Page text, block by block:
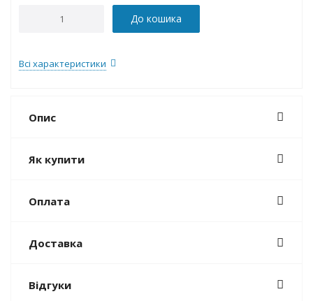
До кошика
Всі характеристики
Опис
Як купити
Оплата
Доставка
Відгуки